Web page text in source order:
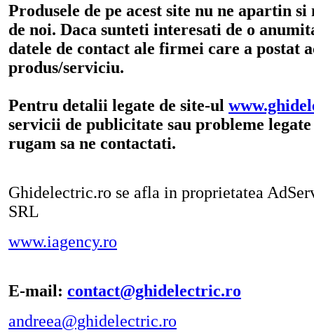
Produsele de pe acest site nu ne apartin si
de noi. Daca sunteti interesati de o
datele de contact ale firmei care a postat
produs/serviciu.
Pentru detalii legate de site-ul
servicii de publicitate sau probleme legate
rugam sa ne contactati.
Ghidelectric.ro se afla in proprietatea
SRL
www.iagency.ro
E-mail: contact@ghidelectric.ro
andreea@ghidelectric.ro